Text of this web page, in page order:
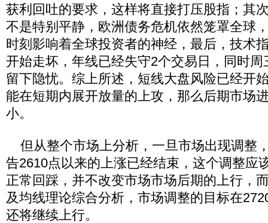
获利回吐的要求，这样将直接打压股指；其
不是特别平静，欧洲债务危机依然笼罩全球
时刻影响着全球投资者的神经，最后，技术
开始走坏，年线已经失守2个交易日，同时
留下隐忧。综上所述，短线大盘风险已经开
能在短期内展开放量的上攻，那么后期市场
小。
但从整个市场上分析，一旦市场出现调整
告2610点以来的上涨已经结束，这个调整应
正常回踩，并不改变市场市场后期的上行，
及均线理论综合分析，市场调整的目标在
还将继续上行。